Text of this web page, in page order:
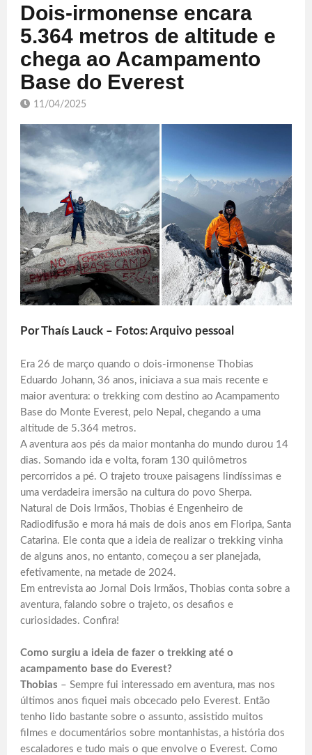
Dois-irmonense encara
5.364 metros de altitude e
chega ao Acampamento
Base do Everest
11/04/2025
Por Thaís Lauck – Fotos: Arquivo pessoal
Era 26 de março quando o dois-irmonense Thobias
Eduardo Johann, 36 anos, iniciava a sua mais recente e
maior aventura: o trekking com destino ao Acampamento
Base do Monte Everest, pelo Nepal, chegando a uma
altitude de 5.364 metros.
A aventura aos pés da maior montanha do mundo durou 14
dias. Somando ida e volta, foram 130 quilômetros
percorridos a pé. O trajeto trouxe paisagens lindíssimas e
uma verdadeira imersão na cultura do povo Sherpa.
Natural de Dois Irmãos, Thobias é Engenheiro de
Radiodifusão e mora há mais de dois anos em Floripa, Santa
Catarina. Ele conta que a ideia de realizar o trekking vinha
de alguns anos, no entanto, começou a ser planejada,
efetivamente, na metade de 2024.
Em entrevista ao Jornal Dois Irmãos, Thobias conta sobre a
aventura, falando sobre o trajeto, os desafios e
curiosidades. Confira!
Como surgiu a ideia de fazer o trekking até o
acampamento base do Everest?
Thobias – Sempre fui interessado em aventura, mas nos
últimos anos fiquei mais obcecado pelo Everest. Então
tenho lido bastante sobre o assunto, assistido muitos
filmes e documentários sobre montanhistas, a história dos
escaladores e tudo mais o que envolve o Everest. Como